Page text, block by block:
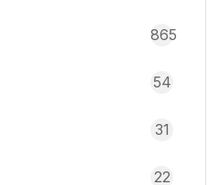
865
54
31
22